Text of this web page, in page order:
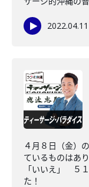
2022.04.11
４月８日（金）
ているものはあ
「いいえ」 ５
た！